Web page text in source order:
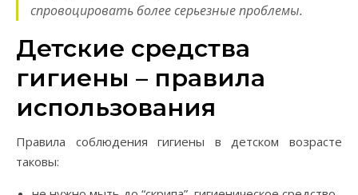
спровоцировать более серьезные проблемы.
Детские средства
гигиены – правила
использования
Правила соблюдения гигиены в детском возрасте
таковы: